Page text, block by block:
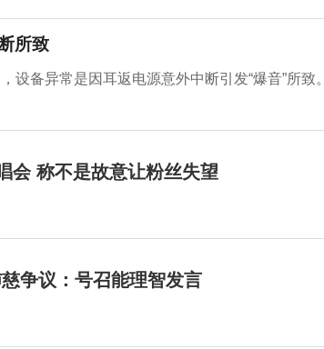
所致
备异常是因耳返电源意外中断引发“爆音”所致。
会 称不是故意让粉丝失望
争议：号召能理智发言